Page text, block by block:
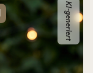
KI-generiert